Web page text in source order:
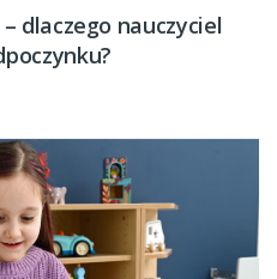
dlaczego nauczyciel